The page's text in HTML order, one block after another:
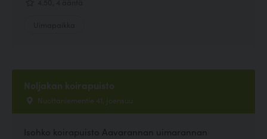
Noljakan koirapuisto
Nuottaniementie 41, Joensuu
Isohko koirapuisto Aavarannan uimarannan